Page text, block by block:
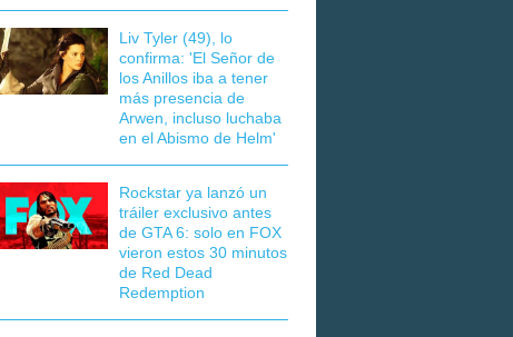
Liv Tyler (49), lo
confirma: 'El Señor de
los Anillos iba a tener
más presencia de
Arwen, incluso luchaba
en el Abismo de Helm'
Rockstar ya lanzó un
tráiler exclusivo antes
de GTA 6: solo en FOX
vieron estos 30 minutos
de Red Dead
Redemption